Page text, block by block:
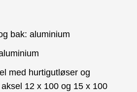
bak: aluminium
med hurtigutløser og
12 x 100 og 15 x 100